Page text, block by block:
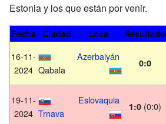
Estonia y los que están por venir.
Fecha Ciudad Local Resultado
16-11-
2024 Qabala
Azerbaiyán
0:0
19-11-
2024 Trnava
Eslovaquia
1:0(0:0)